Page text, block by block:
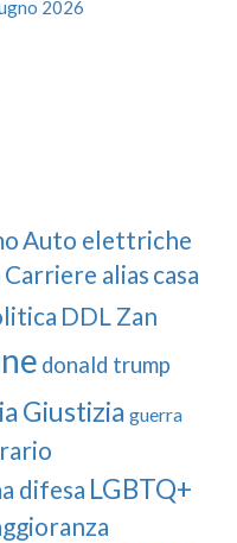
2026
Auto elettriche
Carriere alias casa
DDL Zan
donald trump
Giustizia guerra
difesa LGBTQ+